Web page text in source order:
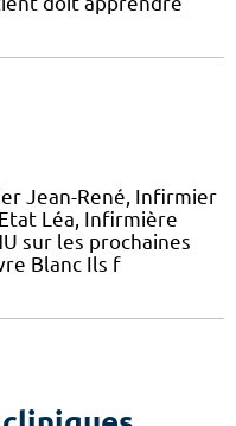
Jean-René, Infirmier
Léa, Infirmière
sur les prochaines
Blanc Ils f